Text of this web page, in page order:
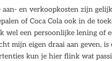
aan- en verkoopkosten zijn
of Coca Cola ook in de
wel een persoonlijke lening of
mijn eigen draai aan geven,
kun je hier flink wat